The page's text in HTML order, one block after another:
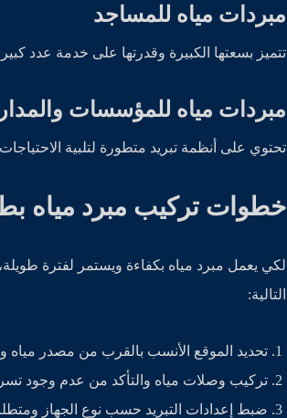
مبردات مياه للمساجد
تتميز بسعتها الكبيرة وقدرتها على خدمة عدد
مبردات مياه للمؤسسات
تحتوي على أنظمة تبريد متطورة لتلبية
خطوات تركيب مبرد مياه
لكي يعمل مبرد مياه بكفاءة ويستمر لفترة
التالية:
تحديد الموقع الأنسب بالقرب من مصدر مياه
تركيب وصلات مياه والتأكد من عدم وجود
ضبط إعدادات التبريد حسب نوع الجهاز